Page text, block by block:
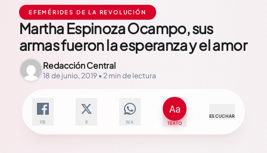
EFEMÉRIDES DE LA REVOLUCIÓN
Martha Espinoza Ocampo, sus
armas fueron la esperanza y el amor
Redacción Central
18 de junio, 2019 • 2 min de lectura
FB X WA TEXTO
ESCUCHAR